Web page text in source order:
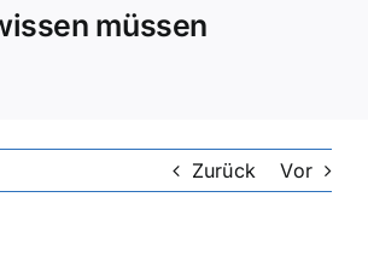
müssen
Zurück Vor